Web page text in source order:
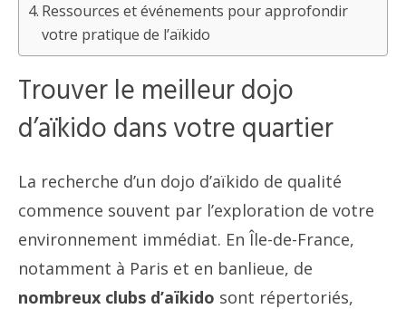
Ressources et événements pour approfondir
votre pratique de l’aïkido
Trouver le meilleur dojo
d’aïkido dans votre quartier
La recherche d’un dojo d’aïkido de qualité
commence souvent par l’exploration de votre
environnement immédiat. En Île-de-France,
notamment à Paris et en banlieue, de
nombreux clubs d’aïkido sont répertoriés,